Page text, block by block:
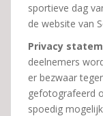
sportieve dag
de website van
Privacy
deelnemers
er bezwaar
gefotografeerd
spoedig